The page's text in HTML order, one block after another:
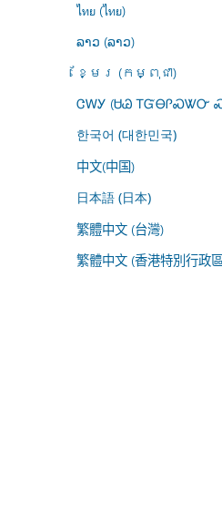
ไทย (ไทย)
ລາວ (ລາວ)
ខ្មែរ (កម្ពុជា)
ᏣᎳᎩ (ᏌᏊ ᎢᏳᎾᎵᏍᏔᏅ
한국어 (대한민국)
中文(中国)
日本語 (日本)
繁體中文 (台灣)
繁體中文 (香港特別行政